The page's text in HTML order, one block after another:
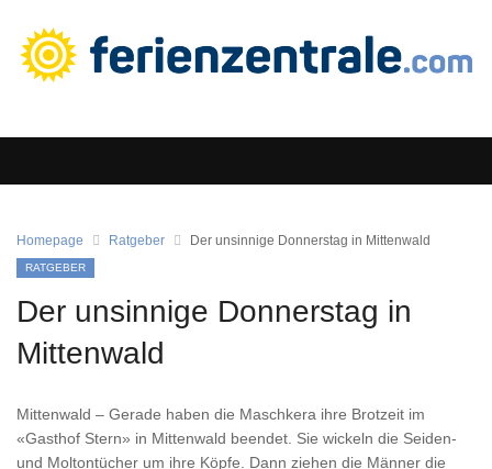
Homepage Ratgeber Der unsinnige Donnerstag in Mittenwald
RATGEBER
Der unsinnige Donnerstag in
Mittenwald
Mittenwald – Gerade haben die Maschkera ihre Brotzeit im
«Gasthof Stern» in Mittenwald beendet. Sie wickeln die Seiden-
und Moltontücher um ihre Köpfe. Dann ziehen die Männer die